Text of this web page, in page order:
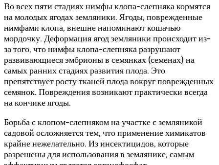
Во всех пяти стадиях нимфы клопа-слепняка кормятся
на молодых ягодах земляники. Ягоды, поврежденные
нимфами клопа, внешне напоминают кошачью
мордочку. Деформация ягод земляники происходит из-
за того, что нимфы клопа-слепняка разрушают
развивающиеся эмбрионы в семянках (семенах) на
самых ранних стадиях развития плода. Это
препятствует росту тканей плода вокруг поврежденных
семянок. Повреждения возникают практически всегда
на кончике ягоды.
Борьба с клопом-слепняком на участке с земляникой
садовой осложняется тем, что применение химикатов
крайне нежелательно. Из инсектицидов, которые
разрешены для использования в землянике, самым